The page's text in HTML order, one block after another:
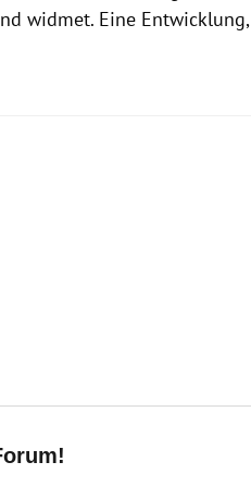
widmet. Eine Entwicklung,